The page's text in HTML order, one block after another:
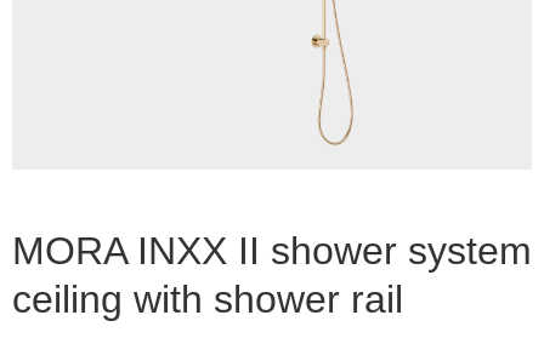
MORA INXX II shower system
ceiling with shower rail